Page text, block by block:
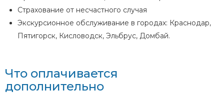
Страхование от несчастного случая
Экскурсионное обслуживание в городах: Краснодар,
Пятигорск, Кисловодск, Эльбрус, Домбай.
Что оплачивается
дополнительно